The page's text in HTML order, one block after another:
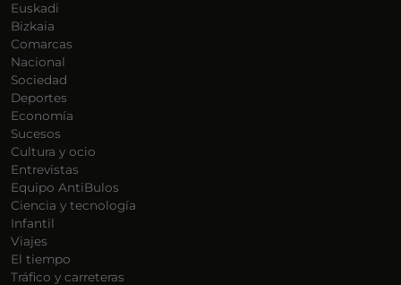
Euskadi
Bizkaia
Comarcas
Nacional
Sociedad
Deportes
Economía
Sucesos
Cultura y ocio
Entrevistas
Equipo AntiBulos
Ciencia y tecnología
Infantil
Viajes
El tiempo
Tráfico y carreteras